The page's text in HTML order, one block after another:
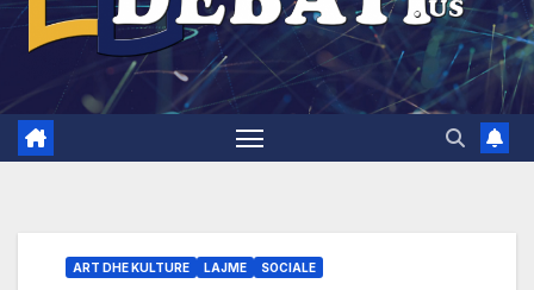
ART DHE KULTURE LAJME SOCIALE